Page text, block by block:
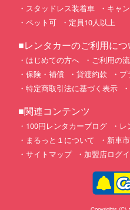
スタッドレス装着車
キャ
ペット可
定員10人以上
■レンタカーのご利用につ
はじめての方へ ご利用の
保険・補償
貸渡約款
プ
特定商取引法に基づく表示
■関連コンテンツ
100円レンタカーブログ
レ
まるっと１について
新車
サイトマップ
加盟店ログ